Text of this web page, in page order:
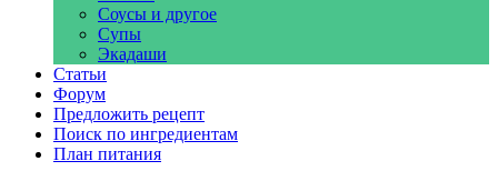
Соусы и другое
Супы
Экадаши
Статьи
Форум
Предложить рецепт
Поиск по ингредиентам
План питания